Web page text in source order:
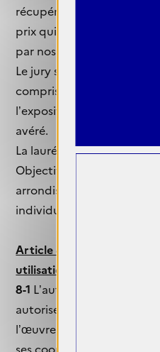
récupérer son prix lors de
prix qui se déroule
par nos soins (date à
Le jury se réserve le droit
compris après la
l’exposition en cas de
avéré.
La lauréate recevra le
Objectif
arrondissement lui
individuelle en 2026
Article 8 : Droit de
utilisation des
8-1 L’auteure d’une
autorise Objectif
l’œuvre, à communiquer
ses coordonnées, dans le